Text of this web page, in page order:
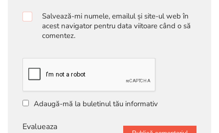
Salvează-mi numele, emailul și site-ul web în
acest navigator pentru data viitoare când o să
comentez.
Adaugă-mă la buletinul tău informativ
Evalueaza